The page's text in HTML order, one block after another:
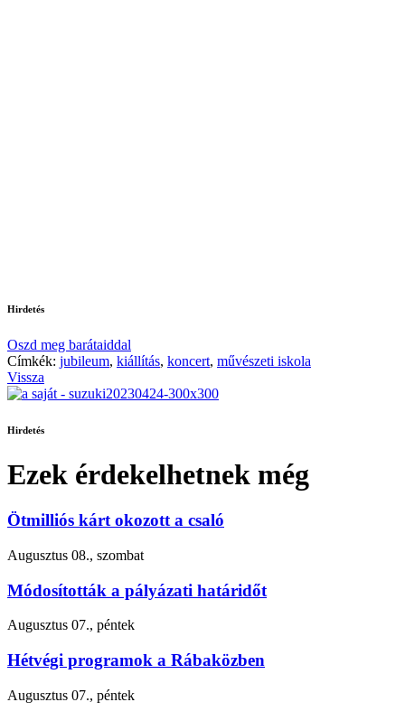
Hirdetés
Oszd meg barátaiddal
Címkék: jubileum, kiállítás, koncert, művészeti iskola
Vissza
Hirdetés
Ezek érdekelhetnek még
Ötmilliós kárt okozott a csaló
Augusztus 08., szombat
Módosították a pályázati határidőt
Augusztus 07., péntek
Hétvégi programok a Rábaközben
Augusztus 07., péntek